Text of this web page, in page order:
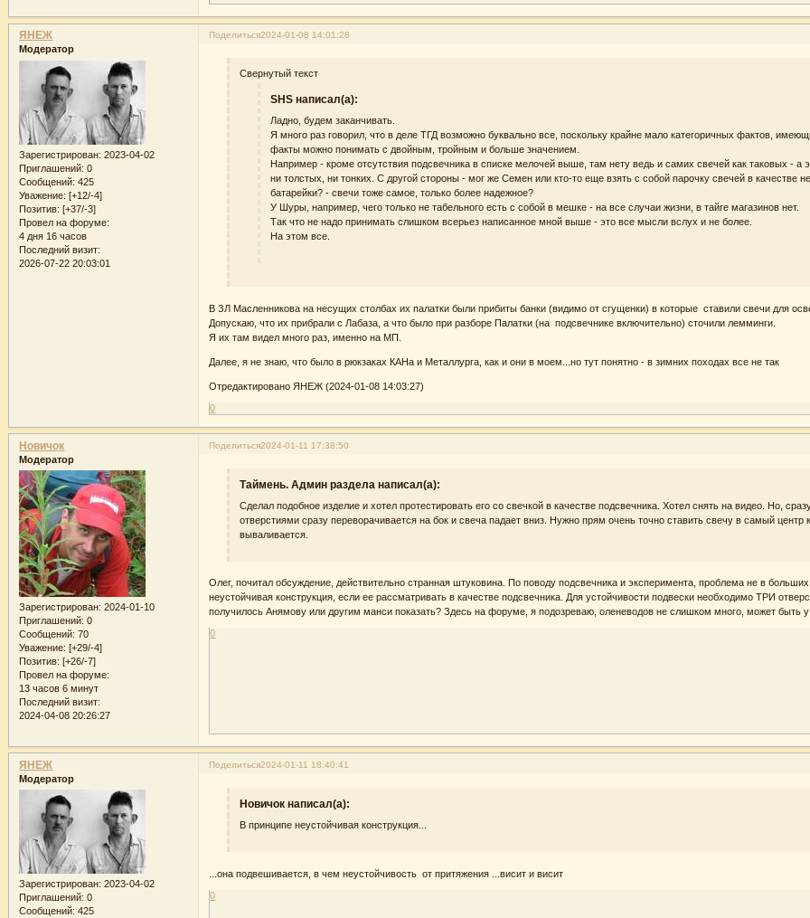
Поделиться2024-01-08 14:01:28
ЯНЕЖ
Модератор
Зарегистрирован: 2023-04-02
Приглашений: 0
Сообщений: 425
Уважение: [+12/-4]
Позитив: [+37/-3]
Провел на форуме:
4 дня 16 часов
Последний визит:
2026-07-22 20:03:01
Свернутый текст
SHS написал(а):
Ладно, будем заканчивать.
Я много раз говорил, что в деле ТГД возможно буквально все, поскольку крайне мало категоричных фактов,
факты можно понимать с двойным, тройным и больше значением.
Например - кроме отсутствия подсвечника в списке мелочей выше, там нету ведь и самих свечей как таковых -
ни толстых, ни тонких. С другой стороны - мог же Семен или кто-то еще взять с собой парочку свечей в
батарейки? - свечи тоже самое, только более надежное?
У Шуры, например, чего только не табельного есть с собой в мешке - на все случаи жизни, в тайге магазинов нет.
Так что не надо принимать слишком всерьез написанное мной выше - это все мысли вслух и не более.
На этом все.
В ЗЛ Масленникова на несущих столбах их палатки были прибиты банки (видимо от сгущенки) в которые ставили свечи для
Допускаю, что их прибрали с Лабаза, а что было при разборе Палатки (на подсвечнике включительно) сточили лемминги.
Я их там видел много раз, именно на МП.
Далее, я не знаю, что было в рюкзаках КАНа и Металлурга, как и они в моем...но тут понятно - в зимних походах все не так
Отредактировано ЯНЕЖ (2024-01-08 14:03:27)
0
Поделиться2024-01-11 17:38:50
Новичок
Модератор
Зарегистрирован: 2024-01-10
Приглашений: 0
Сообщений: 70
Уважение: [+29/-4]
Позитив: [+26/-7]
Провел на форуме:
13 часов 6 минут
Последний визит:
2024-04-08 20:26:27
Таймень. Админ раздела написал(а):
Сделал подобное изделие и хотел протестировать его со свечкой в качестве подсвечника. Хотел снять на видео. Но,
отверстиями сразу переворачивается на бок и свеча падает вниз. Нужно прям очень точно ставить свечу в самый
вываливается.
Олег, почитал обсуждение, действительно странная штуковина. По поводу подсвечника и эксперимента, проблема не в
неустойчивая конструкция, если ее рассматривать в качестве подсвечника. Для устойчивости подвески необходимо ТРИ
получилось Анямову или другим манси показать? Здесь на форуме, я подозреваю, оленеводов не слишком много, может быть
0
Поделиться2024-01-11 18:40:41
ЯНЕЖ
Модератор
Зарегистрирован: 2023-04-02
Приглашений: 0
Сообщений: 425
Новичок написал(а):
В принципе неустойчивая конструкция...
...она подвешивается, в чем неустойчивость от притяжения ...висит и висит
0